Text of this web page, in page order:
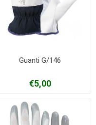
Guanti G/146
€5,00